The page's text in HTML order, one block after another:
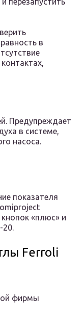
в
Предупреждает
в системе,
насоса.
показателя
«плюс» и
20.
Ferroli
фирмы